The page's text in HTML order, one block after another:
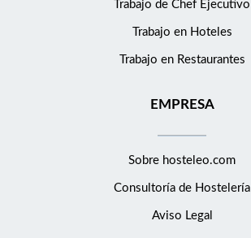
Trabajo de Chef Ejecutivo
Trabajo en Hoteles
Trabajo en Restaurantes
EMPRESA
Sobre hosteleo.com
Consultoría de Hostelería
Aviso Legal